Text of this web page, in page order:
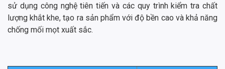
sử dụng công nghệ tiên tiến và các quy trình kiểm tra chất
lượng khắt khe, tạo ra sản phẩm với độ bền cao và khả năng
chống mối mọt xuất sắc.